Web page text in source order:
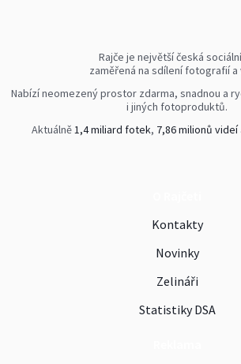
Rajče je největší česká
zaměřená na sdílení fotografií a
Nabízí neomezený prostor zdarma, snadnou a
i jiných fotoproduktů.
Aktuálně1,4 miliard fotek, 7,86 milionů videí
Kontakty
Novinky
Zelináři
Statistiky DSA